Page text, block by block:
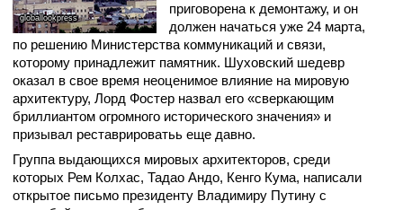
globallookpress
приговорена к демонтажу, и он
должен начаться уже 24 марта,
по решению Министерства коммуникаций и связи,
которому принадлежит памятник. Шуховский шедевр
оказал в свое время неоценимое влияние на мировую
архитектуру, Лорд Фостер назвал его «сверкающим
бриллиантом огромного исторического значения» и
призывал реставрироватьь еще давно.
Группа выдающихся мировых архитекторов, среди
которых Рем Колхас, Тадао Андо, Кенго Кума, написали
открытое письмо президенту Владимиру Путину с